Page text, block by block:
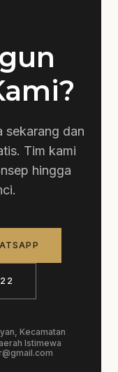
sekarang dan
Tim kami
hingga
Kecamatan
Istimewa